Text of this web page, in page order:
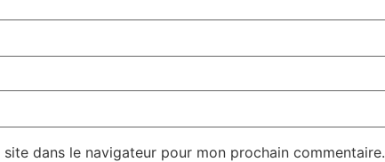
dans le navigateur pour mon prochain commentaire.